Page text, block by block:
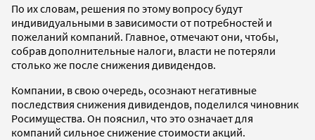
По их словам, решения по этому вопросу будут
индивидуальными в зависимости от потребностей и
пожеланий компаний. Главное, отмечают они, чтобы,
собрав дополнительные налоги, власти не потеряли
столько же после снижения дивидендов.
Компании, в свою очередь, осознают негативные
последствия снижения дивидендов, поделился чиновник
Росимущества. Он пояснил, что это означает для
компаний сильное снижение стоимости акций.